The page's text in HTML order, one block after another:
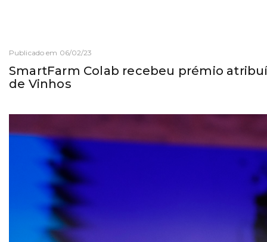
Publicado em 06/02/23
SmartFarm Colab recebeu prémio
de Vinhos